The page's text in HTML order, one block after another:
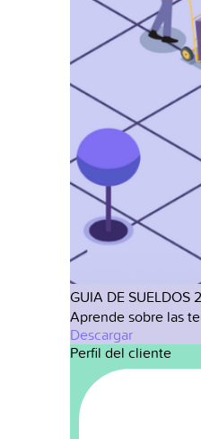
GUIA DE SUELDOS
Aprende sobre las
Descargar
Perfil del cliente